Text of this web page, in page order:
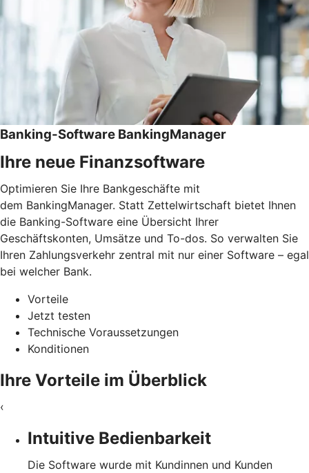
Banking-Software BankingManager
Ihre neue Finanzsoftware
Optimieren Sie Ihre Bankgeschäfte mit
dem BankingManager. Statt Zettelwirtschaft bietet Ihnen
die Banking-Software eine Übersicht Ihrer
Geschäftskonten, Umsätze und To-dos. So verwalten Sie
Ihren Zahlungsverkehr zentral mit nur einer Software – egal
bei welcher Bank.
Vorteile
Jetzt testen
Technische Voraussetzungen
Konditionen
Ihre Vorteile im Überblick
‹
Intuitive Bedienbarkeit
Die Software wurde mit Kundinnen und Kunden